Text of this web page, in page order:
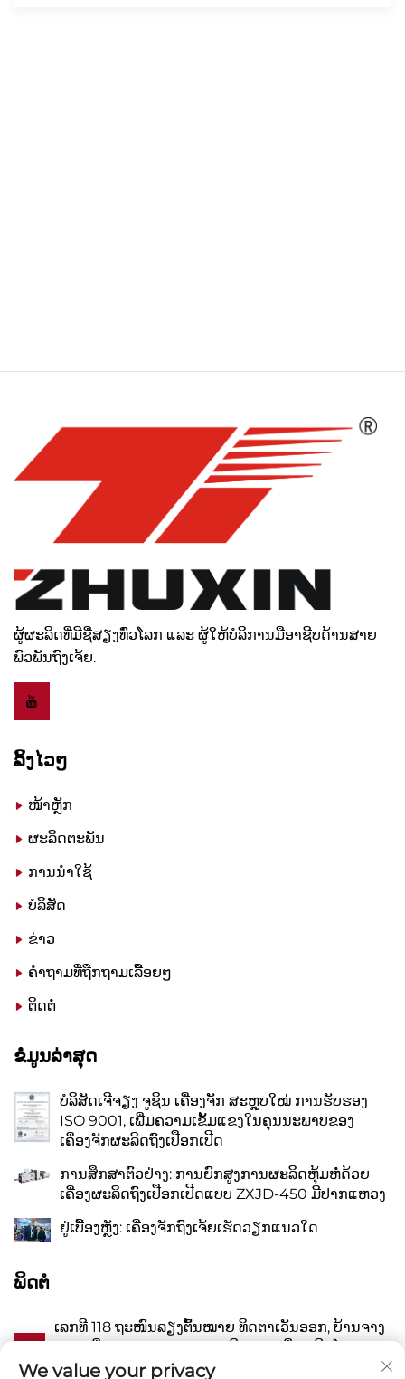
ຜູ້ຜະລິດທີ່ມີຊື່ສຽງທົ່ວໂລກ ແລະ ຜູ້ໃຫ້ບໍລິການມືອາຊີບດ້ານສາຍ
ພົວພັນຖົງເຈ້ຍ.
ລິ້ງໄວໆ
ໜ້າຫຼັກ
ຜະລິດຕະພັນ
ການນຳໃຊ້
ບໍລິສັດ
ຂ່າວ
ຄຳຖາມທີ່ຖືກຖາມເລື້ອຍໆ
ຕິດຕໍ່
ຂໍໍ່ມູນລ່າສຸດ
ບໍລິສັດເຈີຈຽງ ຈູຊິນ ເຄື່ອງຈັກ ສະຫຼຸບໃໝ່ ການຮັບຮອງ
ISO 9001, ເພີ່ມຄວາມເຂັ້ມແຂງໃນຄຸນນະພາບຂອງ
ເຄື່ອງຈັກຜະລິດຖົງເປືອກເປີດ
ການສຶກສາຕົວຢ່າງ: ການຍົກສູງການຜະລິດຫຸ້ມຫໍ່ດ້ວຍ
ເຄື່ອງຜະລິດຖົງເປືອກເປີດແບບ ZXJD-450 ມີປາກແຫວງ
ຢູ່ເບື້ອງຫຼັງ: ເຄື່ອງຈັກຖົງເຈ້ຍເຮັດວຽກແນວໃດ
ພິດຕໍ
A
ເລກທີ 118 ຖະໜົນລຽງຕົ້ນໝາຍ ທິດຕາເວັນອອກ, ບ້ານຈາງ
ເຊຍ, ເມືອງຫວານຊວນ, ແຂວງຜິງຢາງ, ເມືອງເວີນໂຈວ,
ແຂວງເຈີ້ຈຽງ, ປະເທດຈີນ 325409
We value your privacy